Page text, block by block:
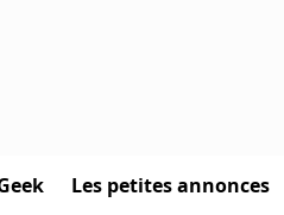
Les petites annonces